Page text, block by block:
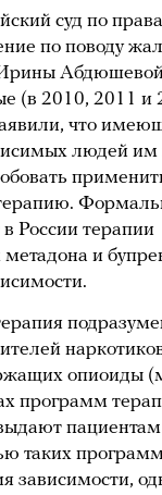
суд по
по поводу
(в 2010, 2011 и
что
людей им
России терапии
метадона и
опиоиды
программ
пациентам
таких
зависимости,